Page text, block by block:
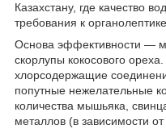
Казахстану, где качество
требования к
Основа эффективности —
скорлупы кокосового
хлорсодержащие
попутные нежелательные
количества мышьяка,
металлов (в зависимости